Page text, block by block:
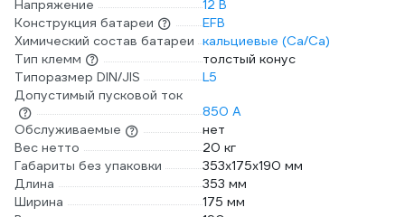
Напряжение
12 В
Конструкция батареи
EFB
Химический состав батареи кальциевые (Ca/Ca)
Тип клемм
толстый конус
Типоразмер DIN/JIS
L5
Допустимый пусковой ток
850 А
Обслуживаемые
нет
Вес нетто
20 кг
Габариты без упаковки
353х175х190 мм
Длина
353 мм
Ширина
175 мм